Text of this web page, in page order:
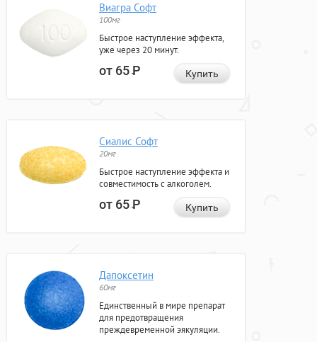
Виагра Софт
100мг
Быстрое наступление эффекта,
уже через 20 минут.
от 65Р Купить
Сиалис Софт
20мг
Быстрое наступление эффекта и
совместимость с алкоголем.
от 65Р Купить
Дапоксетин
60мг
Единственный в мире препарат
для предотвращения
преждевременной эякуляции.